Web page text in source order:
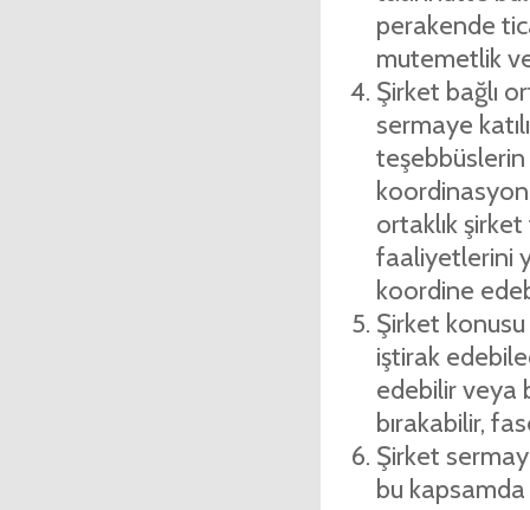
perakende
mutemetlik
Şirket bağlı
sermaye
ortaklık
faaliyetlerini
koordine
Şirket
iştirak
edebilir veya
bırakabilir,
Şirket
bu